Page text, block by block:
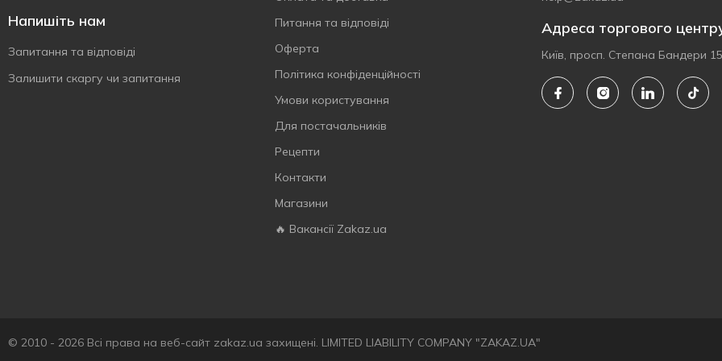
Напишіть нам
Запитання та відповіді
Залишити скаргу чи запитання
Питання та відповіді
Оферта
Політика конфіденційності
Умови користування
Для постачальників
Рецепти
Контакти
Магазини
🔥 Вакансії Zakaz.ua
Адреса торгового
Київ, просп. Степана Бандери
© 2010 - 2026 Всі права на веб-сайт zakaz.ua захищені. LIMITED LIABILITY COMPANY "ZAKAZ.UA"